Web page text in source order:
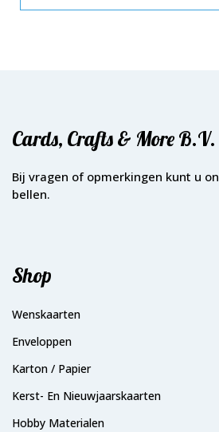
Cards, Crafts & More B.V.
Bij vragen of opmerkingen kunt u
bellen.
Shop
Wenskaarten
Enveloppen
Karton / Papier
Kerst- En Nieuwjaarskaarten
Hobby Materialen